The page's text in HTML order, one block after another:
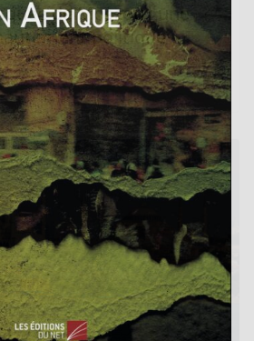
de Moscou : une
politique
0